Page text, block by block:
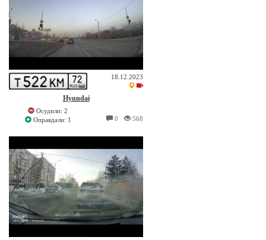
18.12.2023
Hyundai
Осудили: 2
Оправдали: 1
568
0